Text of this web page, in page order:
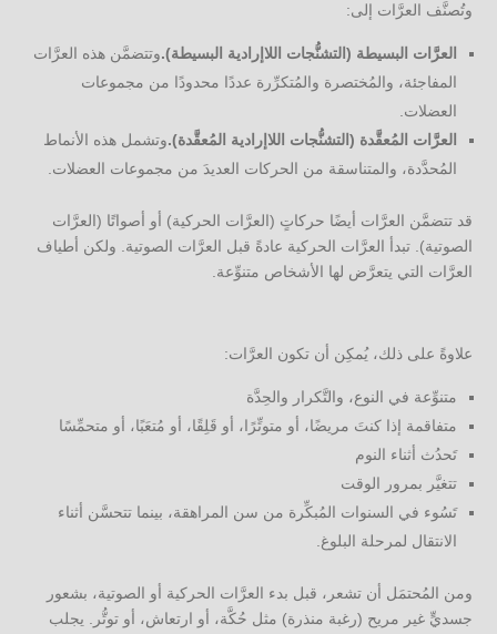
وتُصنَّف العرَّات إلى:
العرَّات البسيطة (التشنُّجات اللاإرادية البسيطة).وتتضمَّن هذه العرَّات
المفاجئة، والمُختصرة والمُتكرِّرة عددًا محدودًا من مجموعات
العضلات.
العرَّات المُعقَّدة (التشنُّجات اللاإرادية المُعقَّدة).وتشمل هذه الأنماط
المُحدَّدة، والمتناسقة من الحركات العديدَ من مجموعات العضلات.
قد تتضمَّن العرَّات أيضًا حركاتٍ (العرَّات الحركية) أو أصواتًا (العرَّات
الصوتية). تبدأ العرَّات الحركية عادةً قبل العرَّات الصوتية. ولكن أطياف
العرَّات التي يتعرَّض لها الأشخاص متنوِّعة.
علاوةً على ذلك، يُمكِن أن تكون العرَّات:
متنوِّعة في النوع، والتَّكرار والحِدَّة
متفاقمة إذا كنتَ مريضًا، أو متوتِّرًا، أو قَلِقًا، أو مُتعَبًا، أو متحمِّسًا
تَحدُث أثناء النوم
تتغيَّر بمرور الوقت
تَسُوء في السنوات المُبكِّرة من سن المراهقة، بينما تتحسَّن أثناء
الانتقال لمرحلة البلوغ.
ومن المُحتمَل أن تشعر، قبل بدء العرَّات الحركية أو الصوتية، بشعور
جسديٍّ غير مريح (رغبة منذرة) مثل حُكَّة، أو ارتعاش، أو توتُّر. يجلب